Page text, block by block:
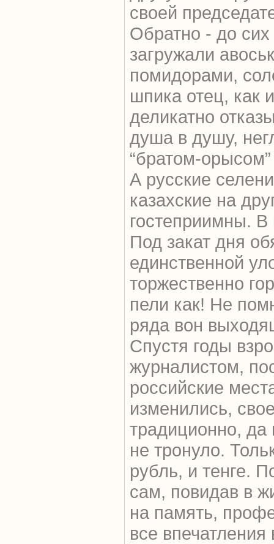
своей
Обратно - до
загружали
помидорами,
шпика отец, как
деликатно
душа в душу,
“братом-
А русские
казахские на
гостеприимны.
Под закат дня
единственной
торжественно
пели как! Не
ряда вон
Спустя годы
журналистом,
российские
изменились,
традиционно,
не тронуло.
рубль, и тенге.
сам, повидав в
на память,
все впечатления